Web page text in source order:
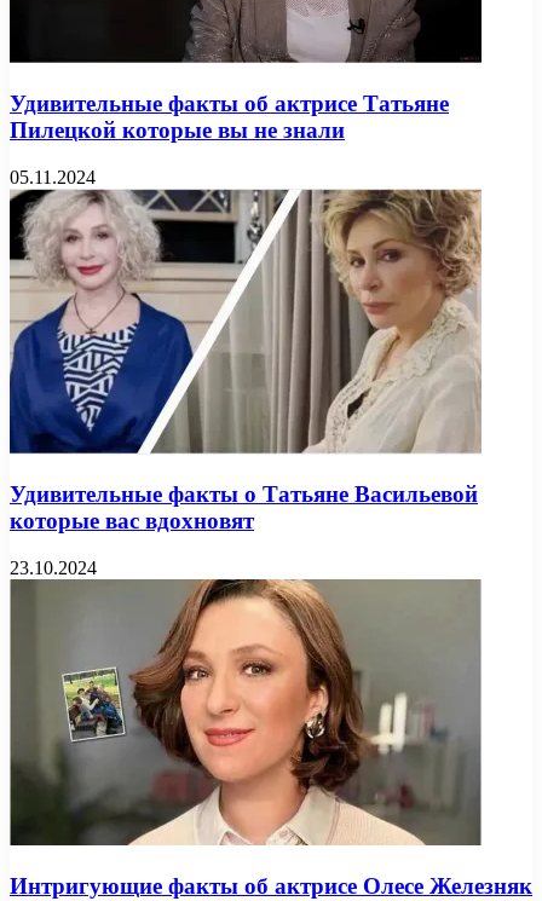
Удивительные факты об актрисе Татьяне
Пилецкой которые вы не знали
05.11.2024
Удивительные факты о Татьяне Васильевой
которые вас вдохновят
23.10.2024
Интригующие факты об актрисе Олесе Железняк